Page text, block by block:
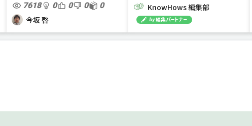
7618 0 0 0 0
今坂 啓
KnowHows 編集部